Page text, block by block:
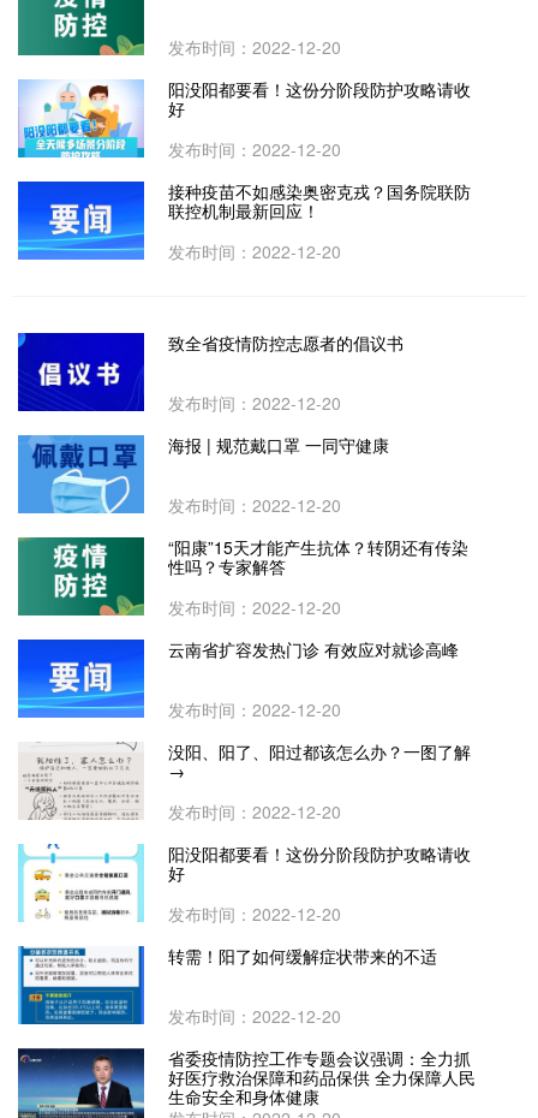
发布时间：2022-12-20
阳没阳都要看！这份分阶段防护攻略请收
好
发布时间：2022-12-20
接种疫苗不如感染奥密克戎？国务院联防
联控机制最新回应！
发布时间：2022-12-20
致全省疫情防控志愿者的倡议书
发布时间：2022-12-20
海报 | 规范戴口罩 一同守健康
发布时间：2022-12-20
“阳康”15天才能产生抗体？转阴还有传染
性吗？专家解答
发布时间：2022-12-20
云南省扩容发热门诊 有效应对就诊高峰
发布时间：2022-12-20
没阳、阳了、阳过都该怎么办？一图了解
→
发布时间：2022-12-20
阳没阳都要看！这份分阶段防护攻略请收
好
发布时间：2022-12-20
转需！阳了如何缓解症状带来的不适
发布时间：2022-12-20
省委疫情防控工作专题会议强调：全力抓
好医疗救治保障和药品保供 全力保障人民
生命安全和身体健康